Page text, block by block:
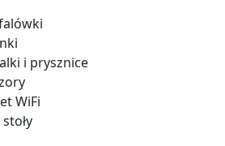
i prysznice
WiFi